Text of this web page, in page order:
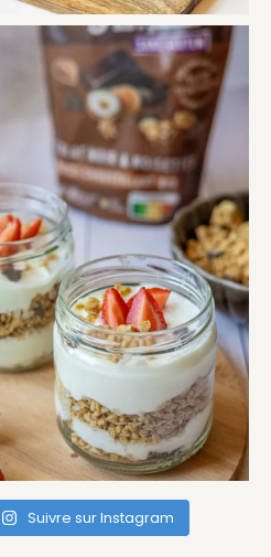
Suivre sur Instagram